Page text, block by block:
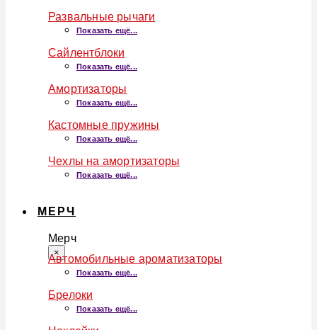
Развальные рычаги
Показать ещё...
Сайлентблоки
Показать ещё...
Амортизаторы
Показать ещё...
Кастомные пружины
Показать ещё...
Чехлы на амортизаторы
Показать ещё...
МЕРЧ
Мерч
×
Автомобильные ароматизаторы
Показать ещё...
Брелоки
Показать ещё...